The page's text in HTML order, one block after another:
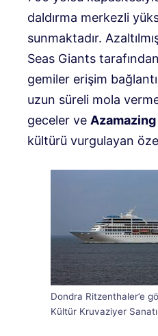
daldırma merkezli
sunmaktadır.
Seas Giants
gemiler erişim
uzun süreli mola
geceler ve Azamazing
kültürü vurgulayan
Dondra Ritzenthaler’e
Kültür Kruvaziyer Sanatı